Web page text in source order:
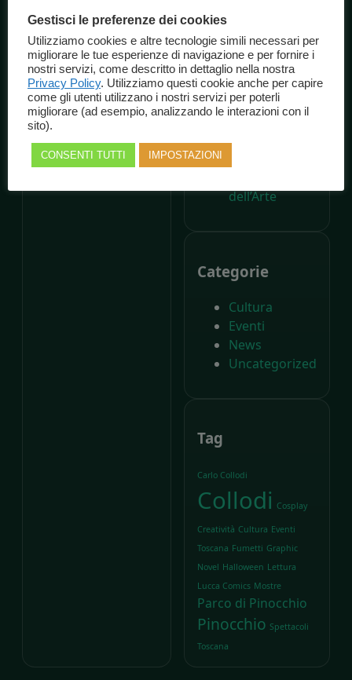
A 200 anni
dalla nascita di
Carlo Collodi,
Il Parco di
Pinocchio
compie
dell’Arte
Categorie
Cultura
Eventi
News
Uncategorized
Tag
Carlo Collodi
Collodi Cosplay
Creatività Cultura Eventi
Toscana Fumetti Graphic
Novel Halloween Lettura
Lucca Comics Mostre
Parco di Pinocchio
Pinocchio Spettacoli
Toscana
Gestisci le preferenze dei cookies
Utilizziamo cookies e altre tecnologie simili necessari per
migliorare le tue esperienze di navigazione e per fornire i
nostri servizi, come descritto in dettaglio nella nostra
Privacy Policy. Utilizziamo questi cookie anche per capire
come gli utenti utilizzano i nostri servizi per poterli
migliorare (ad esempio, analizzando le interazioni con il
sito).
CONSENTI TUTTI IMPOSTAZIONI